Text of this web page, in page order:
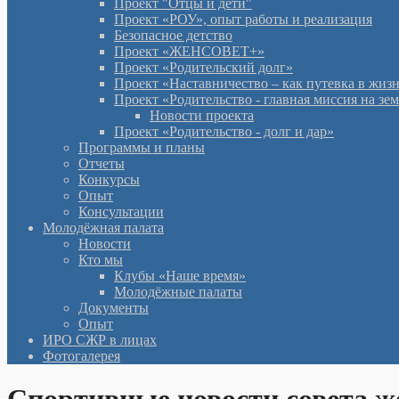
Проект "Отцы и дети"
Проект «РОУ», опыт работы и реализация
Безопасное детство
Проект «ЖЕНСОВЕТ+»
Проект «Родительский долг»
Проект «Наставничество – как путевка в
Проект «Родительство - главная миссия на
Новости проекта
Проект «Родительство - долг и дар»
Программы и планы
Отчеты
Конкурсы
Опыт
Консультации
Молодёжная палата
Новости
Кто мы
Клубы «Наше время»
Молодёжные палаты
Документы
Опыт
ИРО СЖР в лицах
Фотогалерея